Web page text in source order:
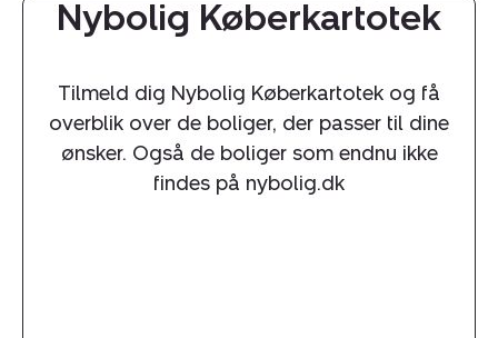
Nybolig Køberkartotek
Tilmeld dig Nybolig Køberkartotek og få
overblik over de boliger, der passer til dine
ønsker. Også de boliger som endnu ikke
findes på nybolig.dk